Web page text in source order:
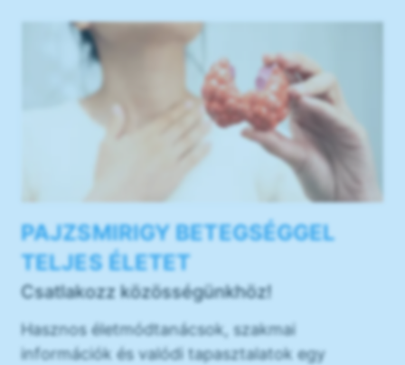
PAJZSMIRIGY BETEGSÉGGEL
TELJES ÉLETET
Csatlakozz közösségünkhöz!
Hasznos életmódtanácsok, szakmai
információk és valódi tapasztalatok egy